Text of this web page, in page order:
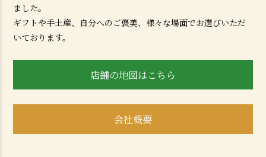
ました。
ギフトや手土産、自分へのご褒美、様々な場面でお選びいただ
いております。
店舗の地図はこちら
会社概要